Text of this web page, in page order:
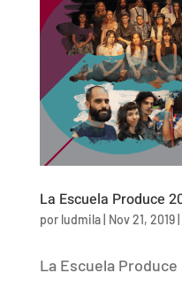
La Escuela Produce
por ludmila| Nov 21, 2019|
La Escuela